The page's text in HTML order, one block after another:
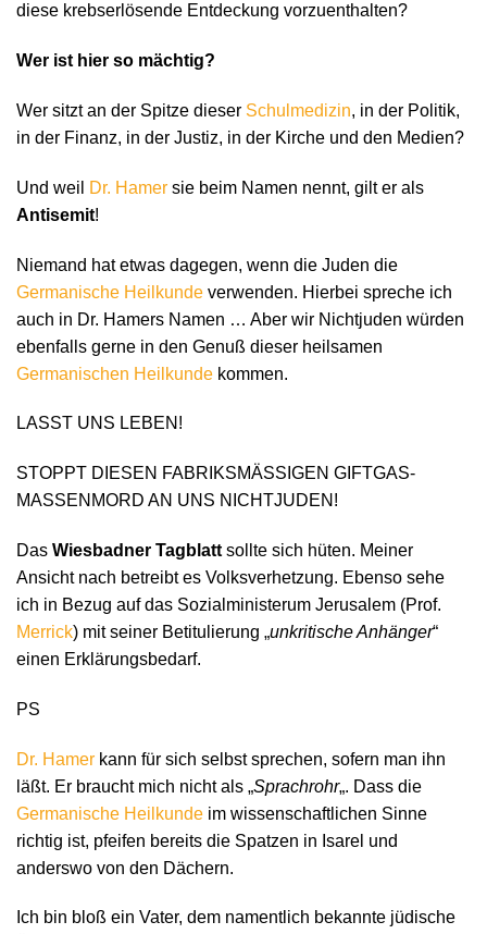
diese krebserlösende Entdeckung vorzuenthalten?
Wer ist hier so mächtig?
Wer sitzt an der Spitze dieser Schulmedizin, in der Politik,
in der Finanz, in der Justiz, in der Kirche und den Medien?
Und weil Dr. Hamer sie beim Namen nennt, gilt er als
Antisemit!
Niemand hat etwas dagegen, wenn die Juden die
Germanische Heilkunde verwenden. Hierbei spreche ich
auch in Dr. Hamers Namen … Aber wir Nichtjuden würden
ebenfalls gerne in den Genuß dieser heilsamen
Germanischen Heilkunde kommen.
LASST UNS LEBEN!
STOPPT DIESEN FABRIKSMÄSSIGEN GIFTGAS-
MASSENMORD AN UNS NICHTJUDEN!
Das Wiesbadner Tagblatt sollte sich hüten. Meiner
Ansicht nach betreibt es Volksverhetzung. Ebenso sehe
ich in Bezug auf das Sozialministerum Jerusalem (Prof.
Merrick) mit seiner Betitulierung „unkritische Anhänger“
einen Erklärungsbedarf.
PS
Dr. Hamer kann für sich selbst sprechen, sofern man ihn
läßt. Er braucht mich nicht als „Sprachrohr„. Dass die
Germanische Heilkunde im wissenschaftlichen Sinne
richtig ist, pfeifen bereits die Spatzen in Isarel und
anderswo von den Dächern.
Ich bin bloß ein Vater, dem namentlich bekannte jüdische